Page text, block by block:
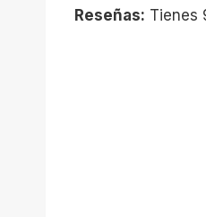
Reseñas: Tienes